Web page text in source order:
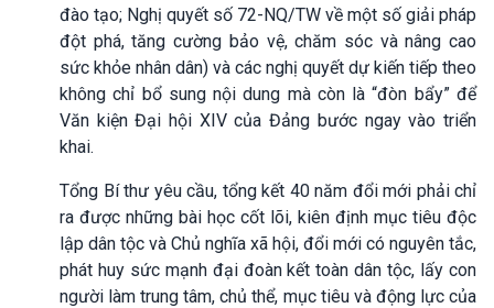
đào tạo; Nghị quyết số 72-NQ/TW về một số giải pháp
đột phá, tăng cường bảo vệ, chăm sóc và nâng cao
sức khỏe nhân dân) và các nghị quyết dự kiến tiếp theo
không chỉ bổ sung nội dung mà còn là “đòn bẩy” để
Văn kiện Đại hội XIV của Đảng bước ngay vào triển
khai.
Tổng Bí thư yêu cầu, tổng kết 40 năm đổi mới phải chỉ
ra được những bài học cốt lõi, kiên định mục tiêu độc
lập dân tộc và Chủ nghĩa xã hội, đổi mới có nguyên tắc,
phát huy sức mạnh đại đoàn kết toàn dân tộc, lấy con
người làm trung tâm, chủ thể, mục tiêu và động lực của